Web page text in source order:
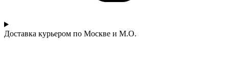
Доставка курьером по Москве и М.О.